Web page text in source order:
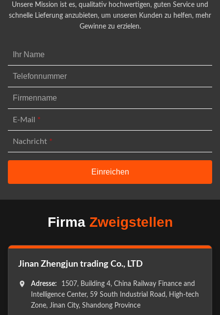
Unsere Mission ist es, qualitativ hochwertigen, guten Service und
schnelle Lieferung anzubieten, um unseren Kunden zu helfen, mehr
Gewinne zu erzielen.
E-Mail *
Nachricht *
Firma Zweigstellen
Jinan Zhengjun trading Co., LTD
Adresse:
1507, Building 4, China Railway Finance and
Intelligence Center, 59 South Industrial Road, High-tech
Zone, Jinan City, Shandong Province